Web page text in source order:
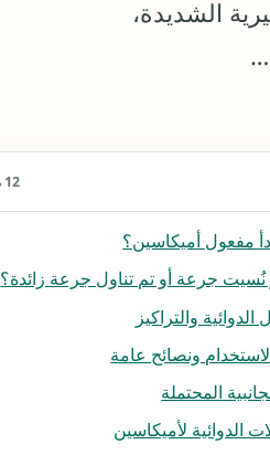
الشديدة،
12 محاور
مفعول أميكاسين؟
نُسيت جرعة أو تم تناول جرعة زائدة؟
الدوائية والتراكيز
ونصائح عامة
المحتملة
الدوائية لأميكاسين